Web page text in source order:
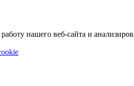
нашего веб-сайта и